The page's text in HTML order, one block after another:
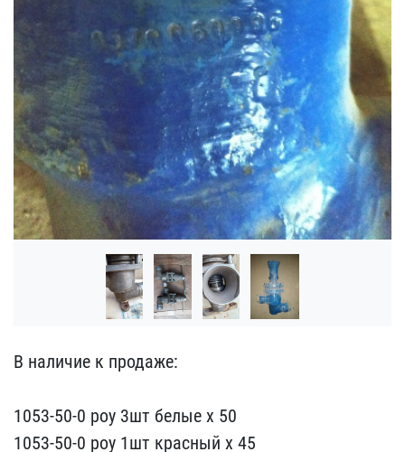
В наличие к продаже:
10​53-50-0 роу 3шт белые х ​50
1053-50-0 роу 1шт кра​сный х 45